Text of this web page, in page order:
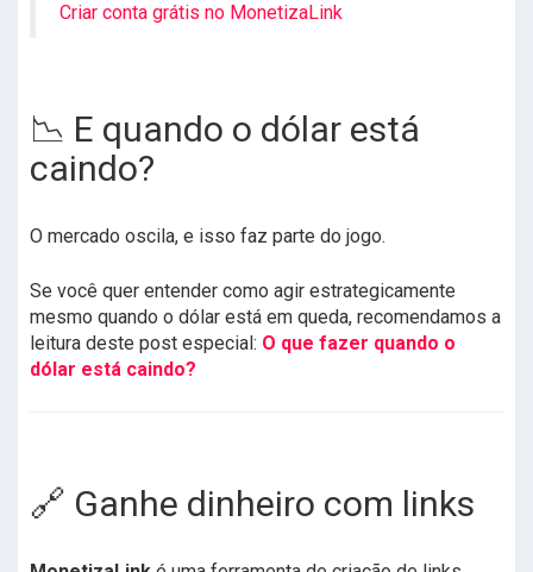
Criar conta grátis no MonetizaLink
📉 E quando o dólar está
caindo?
O mercado oscila, e isso faz parte do jogo.
Se você quer entender como agir estrategicamente
mesmo quando o dólar está em queda, recomendamos a
leitura deste post especial: O que fazer quando o
dólar está caindo?
🔗 Ganhe dinheiro com links